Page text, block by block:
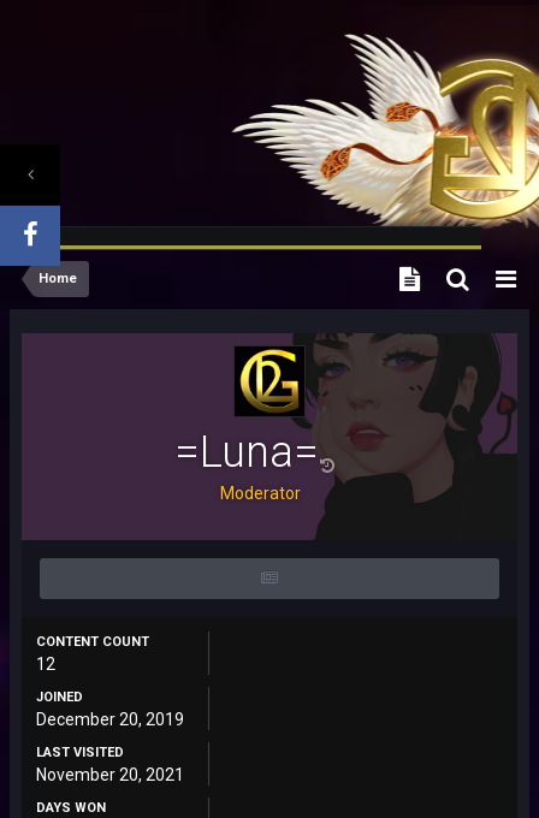
Home
=Luna=
Moderator
CONTENT COUNT
12
JOINED
December 20, 2019
LAST VISITED
November 20, 2021
DAYS WON